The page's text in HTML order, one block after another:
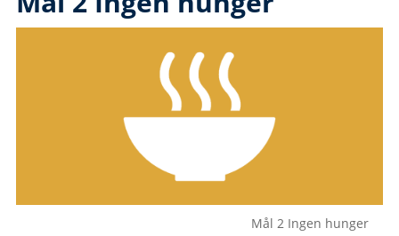
Mål 2 Ingen hunger